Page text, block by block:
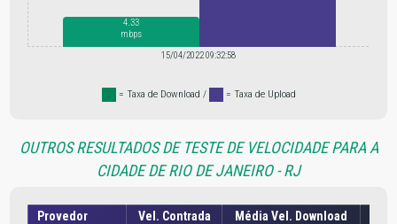
4.33
mbps
15/04/2022 09:32:58
. = Taxa de Download / . = Taxa de Upload
OUTROS RESULTADOS DE TESTE DE VELOCIDADE PARA A
CIDADE DE RIO DE JANEIRO - RJ
Provedor Vel. Contrada Média Vel. Download